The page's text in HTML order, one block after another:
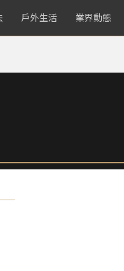
戶外生活 業界動態